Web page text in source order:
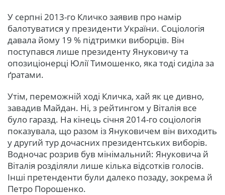
У серпні 2013-го Кличко заявив про намір
балотуватися у президенти України. Соціологія
давала йому 19 % підтримки виборців. Він
поступався лише президенту Януковичу та
опозиціонерці Юлії Тимошенко, яка тоді сиділа за
ґратами.
Утім, переможній ході Кличка, хай як це дивно,
завадив Майдан. Ні, з рейтингом у Віталія все
було гаразд. На кінець січня 2014-го соціологія
показувала, що разом із Януковичем він виходить
у другий тур дочасних президентських виборів.
Водночас розрив був мінімальний: Януковича й
Віталія розділяли лише кілька відсотків голосів.
Інші претенденти були далеко позаду, зокрема й
Петро Порошенко.